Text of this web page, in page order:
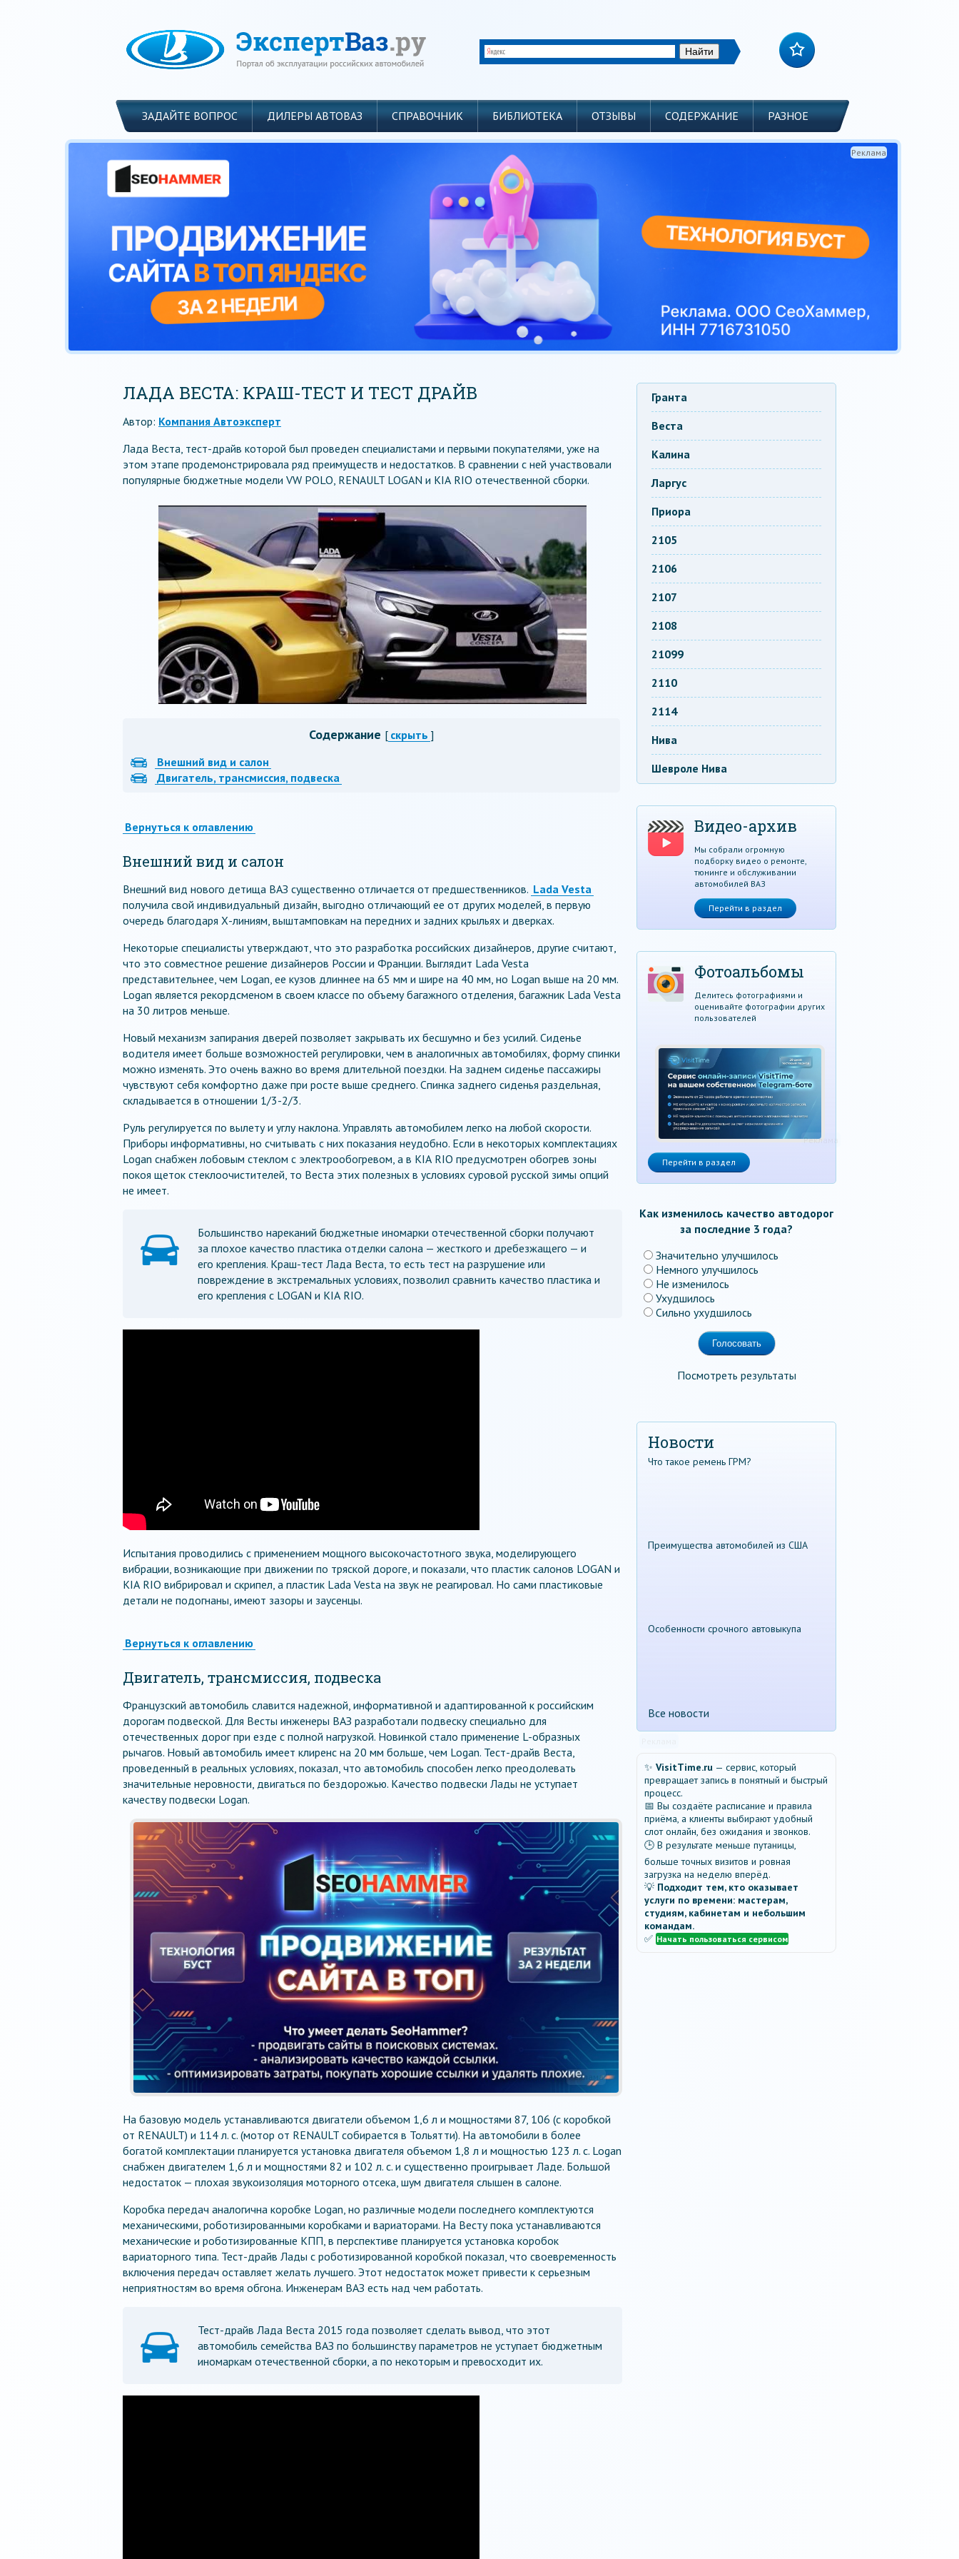
ЗАДАЙТЕ ВОПРОС ДИЛЕРЫ АВТОВАЗ СПРАВОЧНИК БИБЛИОТЕКА ОТЗЫВЫ СОДЕРЖАНИЕ РАЗНОЕ
Реклама
ЛАДА ВЕСТА: КРАШ-ТЕСТ И ТЕСТ ДРАЙВ
Автор: Компания Автоэксперт
Лада Веста, тест-драйв которой был проведен специалистами и первыми покупателями, уже на
этом этапе продемонстрировала ряд преимуществ и недостатков. В сравнении с ней участвовали
популярные бюджетные модели VW POLO, RENAULT LOGAN и KIА RIO отечественной сборки.
Содержание [ скрыть ]
Внешний вид и салон
Двигатель, трансмиссия, подвеска
Вернуться к оглавлению
Внешний вид и салон
Внешний вид нового детища ВАЗ существенно отличается от предшественников. Lada Vesta
получила свой индивидуальный дизайн, выгодно отличающий ее от других моделей, в первую
очередь благодаря Х-линиям, выштамповкам на передних и задних крыльях и дверках.
Некоторые специалисты утверждают, что это разработка российских дизайнеров, другие считают,
что это совместное решение дизайнеров России и Франции. Выглядит Lada Vesta
представительнее, чем Logan, ее кузов длиннее на 65 мм и шире на 40 мм, но Logan выше на 20 мм.
Logan является рекордсменом в своем классе по объему багажного отделения, багажник Lada Vesta
на 30 литров меньше.
Новый механизм запирания дверей позволяет закрывать их бесшумно и без усилий. Сиденье
водителя имеет больше возможностей регулировки, чем в аналогичных автомобилях, форму спинки
можно изменять. Это очень важно во время длительной поездки. На заднем сиденье пассажиры
чувствуют себя комфортно даже при росте выше среднего. Спинка заднего сиденья раздельная,
складывается в отношении 1/3-2/3.
Руль регулируется по вылету и углу наклона. Управлять автомобилем легко на любой скорости.
Приборы информативны, но считывать с них показания неудобно. Если в некоторых комплектациях
Logan снабжен лобовым стеклом с электрообогревом, а в KIА RIO предусмотрен обогрев зоны
покоя щеток стеклоочистителей, то Веста этих полезных в условиях суровой русской зимы опций
не имеет.
Большинство нареканий бюджетные иномарки отечественной сборки получают
за плохое качество пластика отделки салона — жесткого и дребезжащего — и
его крепления. Краш-тест Лада Веста, то есть тест на разрушение или
повреждение в экстремальных условиях, позволил сравнить качество пластика и
его крепления с LOGAN и KIА RIO.
Испытания проводились с применением мощного высокочастотного звука, моделирующего
вибрации, возникающие при движении по тряской дороге, и показали, что пластик салонов LOGAN и
KIА RIO вибрировал и скрипел, а пластик Lada Vesta на звук не реагировал. Но сами пластиковые
детали не подогнаны, имеют зазоры и заусенцы.
Вернуться к оглавлению
Двигатель, трансмиссия, подвеска
Французский автомобиль славится надежной, информативной и адаптированной к российским
дорогам подвеской. Для Весты инженеры ВАЗ разработали подвеску специально для
отечественных дорог при езде с полной нагрузкой. Новинкой стало применение L-образных
рычагов. Новый автомобиль имеет клиренс на 20 мм больше, чем Logan. Тест-драйв Веста,
проведенный в реальных условиях, показал, что автомобиль способен легко преодолевать
значительные неровности, двигаться по бездорожью. Качество подвески Лады не уступает
качеству подвески Logan.
Реклама
На базовую модель устанавливаются двигатели объемом 1,6 л и мощностями 87, 106 (с коробкой
от RENAULT) и 114 л. с. (мотор от RENAULT собирается в Тольятти). На автомобили в более
богатой комплектации планируется установка двигателя объемом 1,8 л и мощностью 123 л. с. Logan
снабжен двигателем 1,6 л и мощностями 82 и 102 л. с. и существенно проигрывает Ладе. Большой
недостаток — плохая звукоизоляция моторного отсека, шум двигателя слышен в салоне.
Коробка передач аналогична коробке Logan, но различные модели последнего комплектуются
механическими, роботизированными коробками и вариаторами. На Весту пока устанавливаются
механические и роботизированные КПП, в перспективе планируется установка коробок
вариаторного типа. Тест-драйв Лады с роботизированной коробкой показал, что своевременность
включения передач оставляет желать лучшего. Этот недостаток может привести к серьезным
неприятностям во время обгона. Инженерам ВАЗ есть над чем работать.
Тест-драйв Лада Веста 2015 года позволяет сделать вывод, что этот
автомобиль семейства ВАЗ по большинству параметров не уступает бюджетным
иномаркам отечественной сборки, а по некоторым и превосходит их.
Гранта
Веста
Калина
Ларгус
Приора
2105
2106
2107
2108
21099
2110
2114
Нива
Шевроле Нива
Видео-архив
Мы собрали огромную
подборку видео о ремонте,
тюнинге и обслуживании
автомобилей ВАЗ
Перейти в раздел
Фотоальбомы
Делитесь фотографиями и
оценивайте фотографии других
пользователей
Реклама
Перейти в раздел
Как изменилось качество автодорог
за последние 3 года?
Значительно улучшилось
Немного улучшилось
Не изменилось
Ухудшилось
Сильно ухудшилось
Посмотреть результаты
Новости
Что такое ремень ГРМ?
Преимущества автомобилей из США
Особенности срочного автовыкупа
Все новости
✨ VisitTime.ru — сервис, который
превращает запись в понятный и быстрый
процесс.
📅 Вы создаёте расписание и правила
приёма, а клиенты выбирают удобный
слот онлайн, без ожидания и звонков.
🕒 В результате меньше путаницы,
больше точных визитов и ровная
загрузка на неделю вперёд.
💡 Подходит тем, кто оказывает
услуги по времени: мастерам,
студиям, кабинетам и небольшим
командам.
✅ Начать пользоваться сервисом